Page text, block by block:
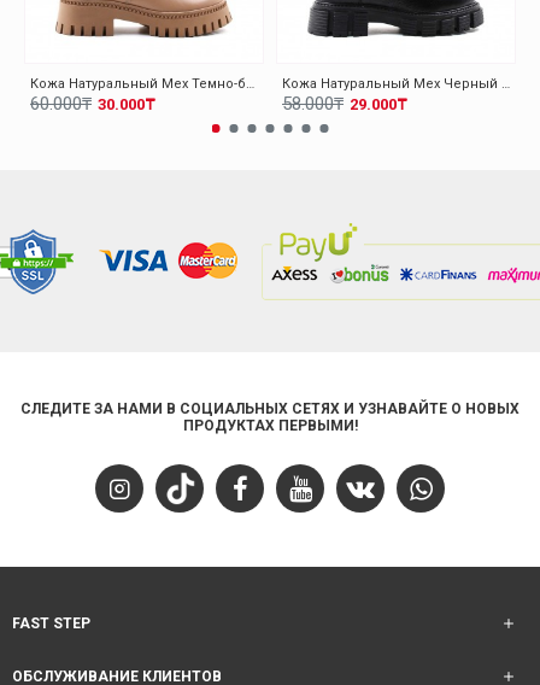
Кожа Натуральный Мех Темно-бежевый Женская Высокой Подошве Ботинки 010KZA8370
30.000₸
60.000₸
Кожа Натуральный Мех Черный Женская Высокой Подошве Ботинки 010KZA8498
29.000₸
58.000₸
СЛЕДИТЕ ЗА НАМИ В СОЦИАЛЬНЫХ СЕТЯХ И УЗНАВАЙТЕ О НОВЫХ
ПРОДУКТАХ ПЕРВЫМИ!
FAST STEP
ОБСЛУЖИВАНИЕ КЛИЕНТОВ